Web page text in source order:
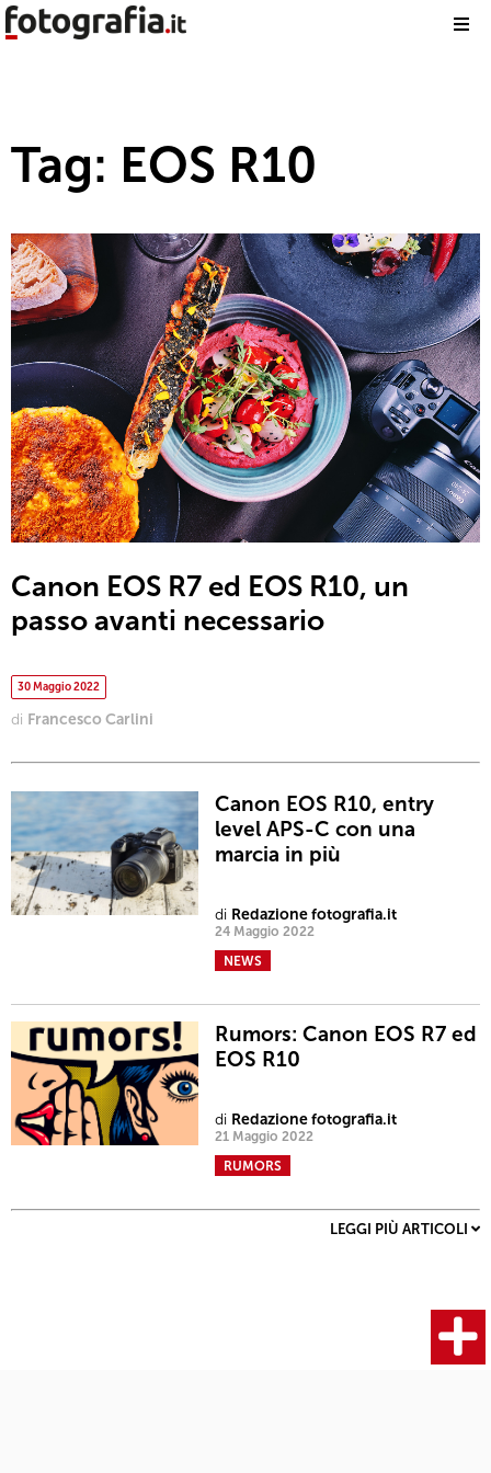
Tag: EOS R10
Canon EOS R7 ed EOS R10, un
passo avanti necessario
30 Maggio 2022
di Francesco Carlini
Canon EOS R10, entry
level APS-C con una
marcia in più
di Redazione fotografia.it
24 Maggio 2022
NEWS
Rumors: Canon EOS R7 ed
EOS R10
di Redazione fotografia.it
21 Maggio 2022
RUMORS
LEGGI PIÙ ARTICOLI